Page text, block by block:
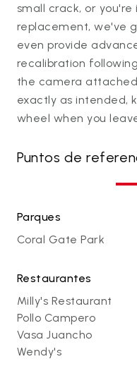
small crack, or
replacement, we've
even provide
recalibration
the camera
exactly as intended,
wheel when you
Puntos de
Parques
Coral Gate Park
Restaurantes
Milly's Restaurant
Pollo Campero
Vasa Juancho
Wendy's